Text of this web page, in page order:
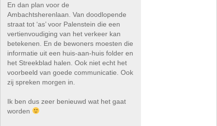
En dan plan voor de
Ambachtsherenlaan. Van doodlopende
straat tot ‘as’ voor Palenstein die een
vertienvoudiging van het verkeer kan
betekenen. En de bewoners moesten die
informatie uit een huis-aan-huis folder en
het Streekblad halen. Ook niet echt het
voorbeeld van goede communicatie. Ook
zij spreken morgen in.
Ik ben dus zeer benieuwd wat het gaat
worden